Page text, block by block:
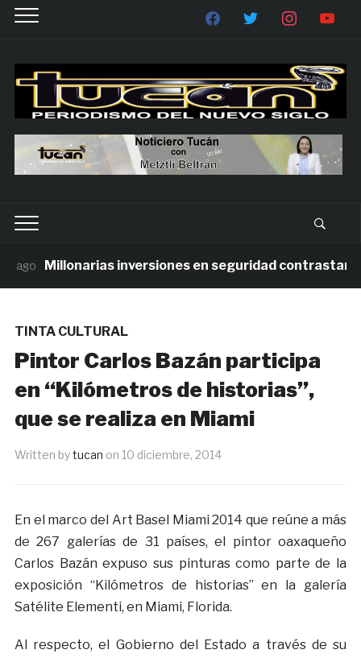
Millonarias inversiones en seguridad contrastan con
TINTA CULTURAL
Pintor Carlos Bazán participa
en “Kilómetros de historias”,
que se realiza en Miami
Written bytucan on 10 diciembre, 2014
En el marco del Art Basel Miami 2014 que reúne a más
de 267 galerías de 31 países, el pintor oaxaqueño
Carlos Bazán expuso sus pinturas como parte de la
exposición “Kilómetros de historias” en la galería
Satélite Elementi, en Miami, Florida.
Al respecto, el Gobierno del Estado a través de su